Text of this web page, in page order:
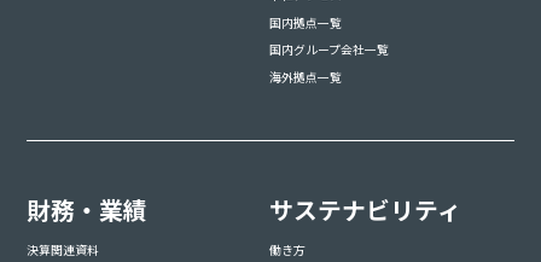
国内拠点一覧
国内グループ会社一覧
海外拠点一覧
財務・業績
決算関連資料
サステナビリティ
働き方